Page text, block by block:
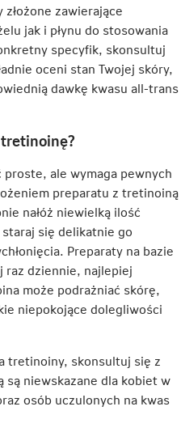
zawierające
jak i płynu do stosowania
specyfik, skonsultuj
oceni stan Twojej skóry,
dawkę kwasu all-trans
ale wymaga pewnych
preparatu z tretinoiną
nałóż niewielką ilość
się delikatnie go
Preparaty na bazie
dziennie, najlepiej
może podrażniać skórę,
niepokojące dolegliwości
tretinoiny, skonsultuj się z
niewskazane dla kobiet w
osób uczulonych na kwas